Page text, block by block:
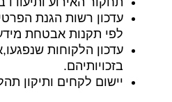
עדכון רשות הגנת
לפי תקנות אבטחת
עדכון הלקוחות
בזכויותיהם.
יישום לקחים ותיקון